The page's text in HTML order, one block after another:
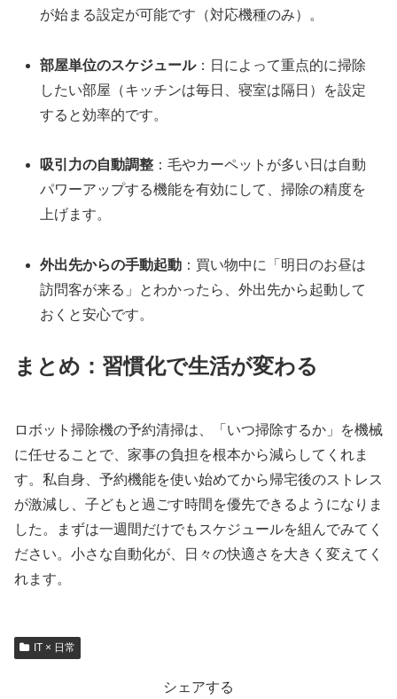
が始まる設定が可能です（対応機種のみ）。
部屋単位のスケジュール：日によって重点的に掃除
したい部屋（キッチンは毎日、寝室は隔日）を設定
すると効率的です。
吸引力の自動調整 ：毛やカーペットが多い日は自動
パワーアップする機能を有効にして、掃除の精度を
上げます。
外出先からの手動起動 ：買い物中に「明日のお昼は
訪問客が来る」とわかったら、外出先から起動して
おくと安心です。
まとめ：習慣化で生活が変わる
ロボット掃除機の予約清掃は、「いつ掃除するか」を機械
に任せることで、家事の負担を根本から減らしてくれま
す。私自身、予約機能を使い始めてから帰宅後のストレス
が激減し、子どもと過ごす時間を優先できるようになりま
した。まずは一週間だけでもスケジュールを組んでみてく
ださい。小さな自動化が、日々の快適さを大きく変えてく
れます。
IT × 日常
シェアする